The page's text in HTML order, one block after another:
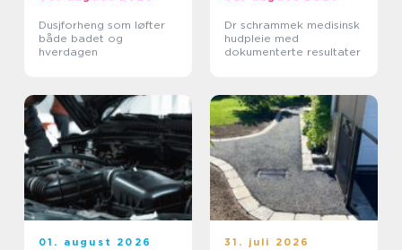
Dusjforheng som løfter
både badet og
hverdagen
Dr schrammek medisinsk
hudpleie med
dokumenterte resultater
01. august 2026 31. juli 2026